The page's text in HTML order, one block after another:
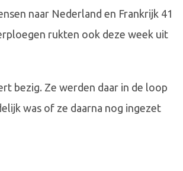
naar Nederland en Frankrijk 41
rukten ook deze week uit
bezig. Ze werden daar in de loop
was of ze daarna nog ingezet